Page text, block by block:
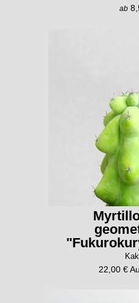
ab
22,00 €